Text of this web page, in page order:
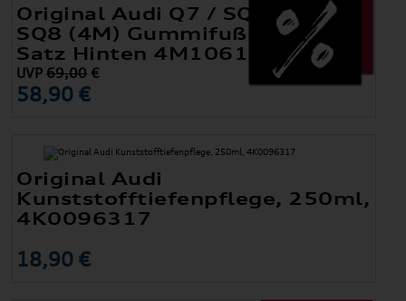
Original Audi Q7 / SQ7 / Q8 /
SQ8 (4M) Gummifußmatten
Satz Hinten 4M1061512 041
UVP69,00 €
58,90 €
Original Audi
Kunststofftiefenpflege, 250ml,
4K0096317
18,90 €